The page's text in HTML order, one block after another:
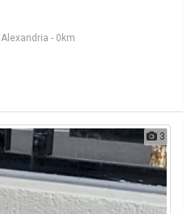
Alexandria - 0km
3